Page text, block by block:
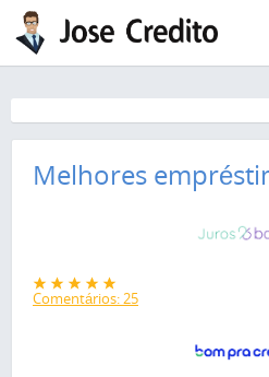
Pular para o conteúdo principal
Melhores
Comentários: 25